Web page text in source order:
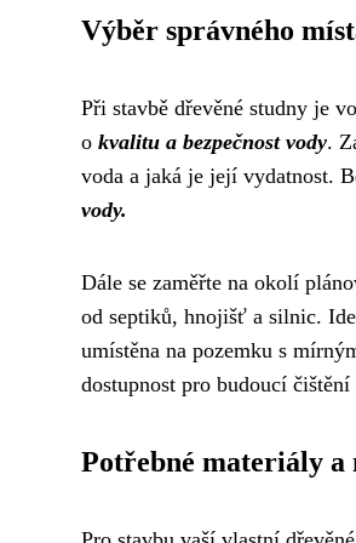
Výběr správného
Při stavbě dřevěné studny je
o kvalitu a bezpečnost vody.
voda a jaká je její vydatnost.
vody.
Dále se zaměřte na okolí
od septiků, hnojišť a silnic.
umístěna na pozemku s
dostupnost pro budoucí čištění
Potřebné materiály a